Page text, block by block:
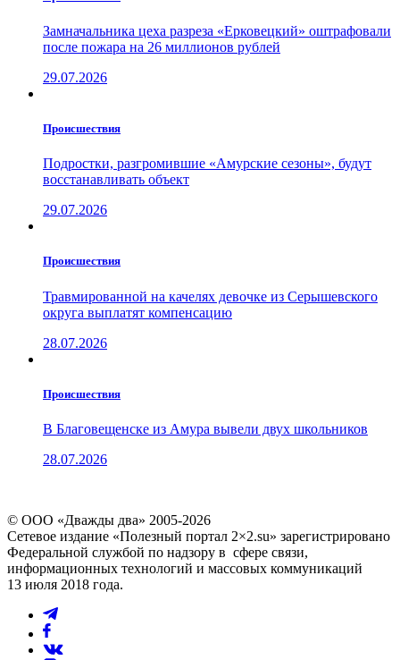
Замначальника цеха разреза «Ерковецкий» оштрафовали
после пожара на 26 миллионов рублей
29.07.2026
Проиcшествия
Подростки, разгромившие «Амурские сезоны», будут
восстанавливать объект
29.07.2026
Проиcшествия
Травмированной на качелях девочке из Серышевского
округа выплатят компенсацию
28.07.2026
Проиcшествия
В Благовещенске из Амура вывели двух школьников
28.07.2026
© ООО «Дважды два» 2005-2026
Сетевое издание «Полезный портал 2×2.su» зарегистрировано
Федеральной службой по надзору в сфере связи,
информационных технологий и массовых коммуникаций
13 июля 2018 года.